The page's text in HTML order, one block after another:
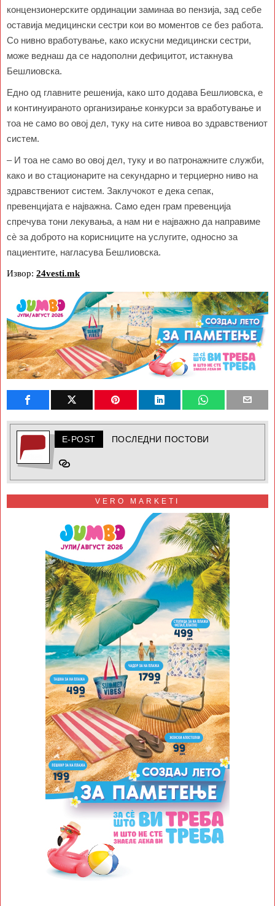
концензионерските ординации заминаа во пензија, зад себе
оставија медицински сестри кои во моментов се без работа.
Со нивно вработување, како искусни медицински сестри,
може веднаш да се надополни дефицитот, истакнува
Бешлиовска.
Едно од главните решенија, како што додава Бешлиовска, е
и континуираното организирање конкурси за вработување и
тоа не само во овој дел, туку на сите нивоа во здравствениот
систем.
– И тоа не само во овој дел, туку и во патронажните служби,
како и во стационарите на секундарно и терциерно ниво на
здравствениот систем. Заклучокот е дека сепак,
превенцијата е најважна. Само еден грам превенција
спречува тони лекувања, а нам ни е најважно да направиме
сè за доброто на корисниците на услугите, односно за
пациентите, нагласува Бешлиовска.
Извор: 24vesti.mk
E-POST ПОСЛЕДНИ ПОСТОВИ
VERO MARKETI